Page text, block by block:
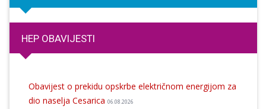
HEP OBAVIJESTI
Obavijest o prekidu opskrbe električnom energijom za
dio naselja Cesarica 06.08.2026